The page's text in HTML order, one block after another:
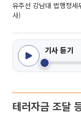
유주선 강남대 법행정세
사)
기사 듣기
테러자금 조달